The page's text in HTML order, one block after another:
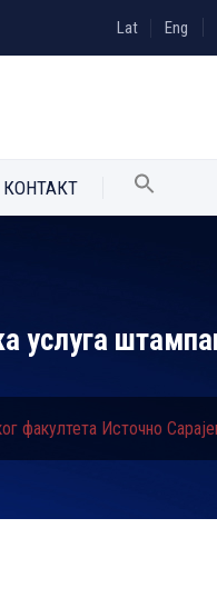
Lat Eng
КОНТАКТ
услуга
факултета Источно